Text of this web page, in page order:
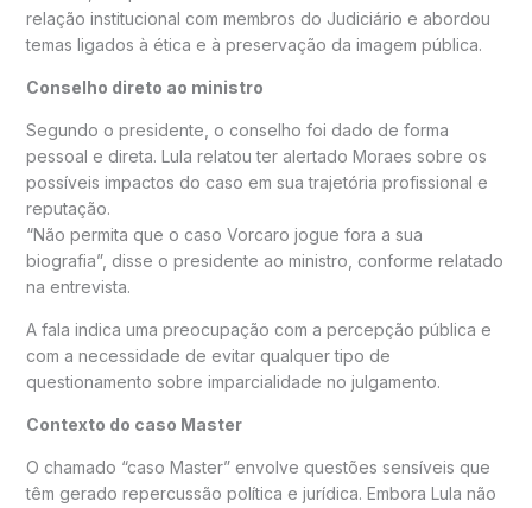
relação institucional com membros do Judiciário e abordou
temas ligados à ética e à preservação da imagem pública.
Conselho direto ao ministro
Segundo o presidente, o conselho foi dado de forma
pessoal e direta. Lula relatou ter alertado Moraes sobre os
possíveis impactos do caso em sua trajetória profissional e
reputação.
“Não permita que o caso Vorcaro jogue fora a sua
biografia”, disse o presidente ao ministro, conforme relatado
na entrevista.
A fala indica uma preocupação com a percepção pública e
com a necessidade de evitar qualquer tipo de
questionamento sobre imparcialidade no julgamento.
Contexto do caso Master
O chamado “caso Master” envolve questões sensíveis que
têm gerado repercussão política e jurídica. Embora Lula não